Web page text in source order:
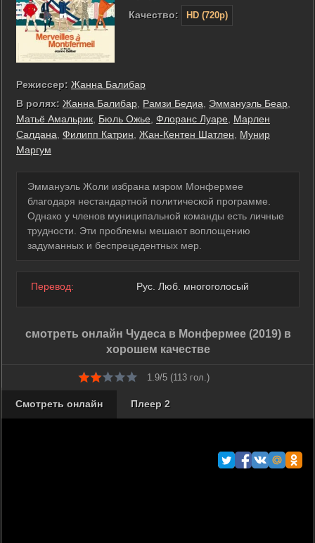
Качество:
HD (720p)
Режиссер: Жанна Балибар
В ролях: Жанна Балибар Рамзи Бедиа Эммануэль Беар
Матьё Амальрик Бюль Ожье Флоранс Луаре
Марлен
Салдана Филипп Катрин Жан-Кентен Шатлен
Мунир
Маргум
Эммануэль Жоли избрана мэром Монфермее
благодаря нестандартной политической программе.
Однако у членов муниципальной команды есть личные
трудности. Эти проблемы мешают воплощению
задуманных и беспрецедентных мер.
Перевод: Рус. Люб. многоголосый
смотреть онлайн Чудеса в Монфермее (2019) в
хорошем качестве
1.9/5 (113 гол.)
Смотреть онлайн Плеер 2